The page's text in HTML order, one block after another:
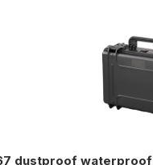
dustproof waterproof